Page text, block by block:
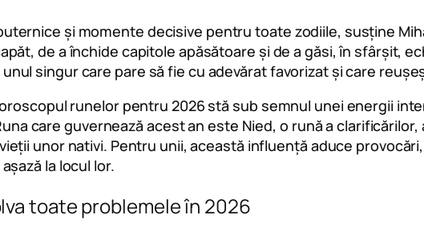
și momente decisive pentru toate zodiile, susține
de a închide capitole apăsătoare și de a găsi, în sfârșit,
singur care pare să fie cu adevărat favorizat și care
runelor pentru 2026 stă sub semnul unei energii
care guvernează acest an este Nied, o rună a
unor nativi. Pentru unii, această influență aduce
la locul lor.
toate problemele în 2026